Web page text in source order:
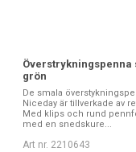
Överstrykningspenna
grön
De smala
Niceday är tillverkade av
Med klips och rund
med en snedskure...
Art nr. 2210643